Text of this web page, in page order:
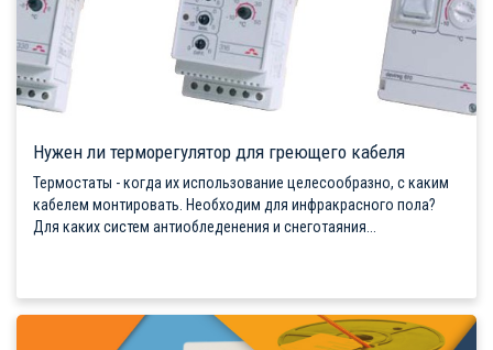
Нужен ли терморегулятор для греющего кабеля
Термостаты - когда их использование целесообразно, с каким
кабелем монтировать. Необходим для инфракрасного пола?
Для каких систем антиобледенения и снеготаяния...